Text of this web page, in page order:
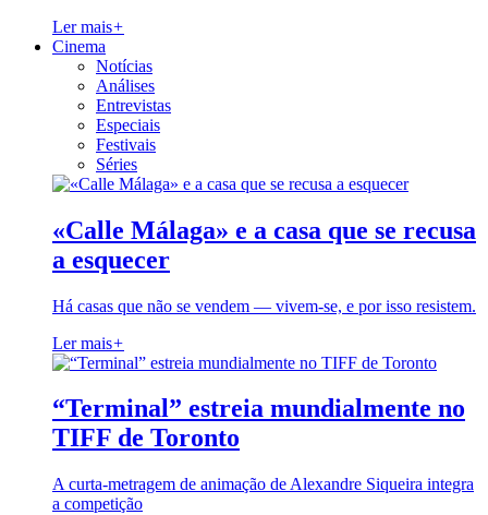
Ler mais+
Cinema
Notícias
Análises
Entrevistas
Especiais
Festivais
Séries
«Calle Málaga» e a casa que se recusa
a esquecer
Há casas que não se vendem — vivem-se, e por isso resistem.
Ler mais+
“Terminal” estreia mundialmente no
TIFF de Toronto
A curta-metragem de animação de Alexandre Siqueira integra
a competição